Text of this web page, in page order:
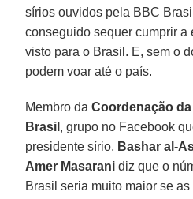
sírios ouvidos pela BBC
conseguido sequer cumprir a
visto para o Brasil. E, sem o
podem voar até o país.
Membro daCoordenação
Brasil , grupo no Facebook
presidente sírio, Bashar al-
Amer Masarani diz que o
Brasil seria muito maior se